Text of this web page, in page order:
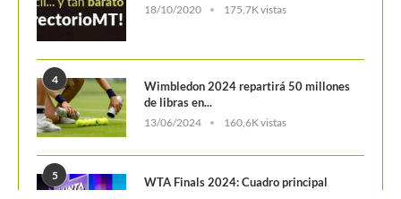
4
de libras en...
13/06/2024
5
29/10/2024 156,7K vistas